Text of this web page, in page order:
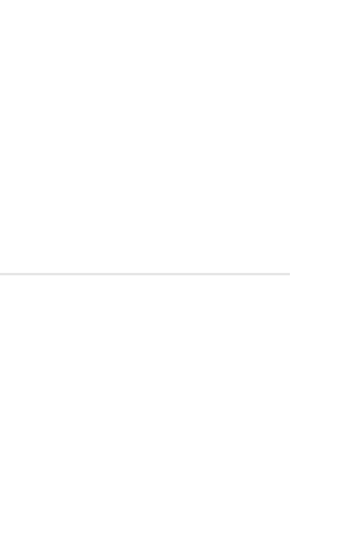
Техника - Топъл ембос